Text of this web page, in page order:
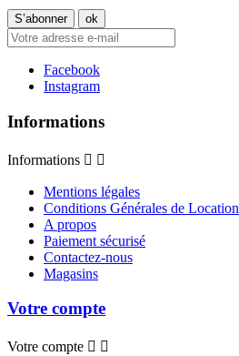
Facebook
Instagram
Informations
Informations  
Mentions légales
Conditions Générales de Location
A propos
Paiement sécurisé
Contactez-nous
Magasins
Votre compte
Votre compte  